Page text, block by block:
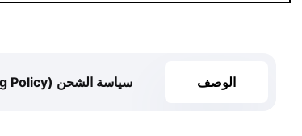
الوصف سياسة الشحن (Shipping Policy)